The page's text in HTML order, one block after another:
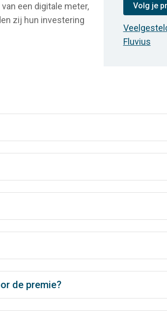
een digitale meter,
zij hun investering
Volg je
Fluvius
de premie?